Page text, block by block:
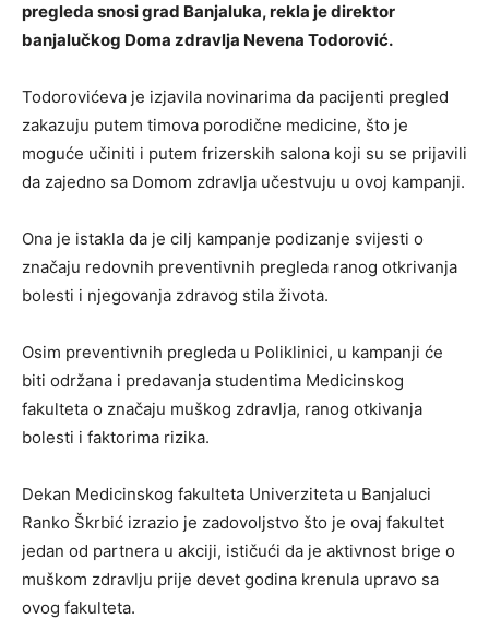
pregleda snosi grad Banjaluka, rekla je direktor
banjalučkog Doma zdravlja Nevena Todorović.
Todorovićeva je izjavila novinarima da pacijenti pregled
zakazuju putem timova porodične medicine, što je
moguće učiniti i putem frizerskih salona koji su se prijavili
da zajedno sa Domom zdravlja učestvuju u ovoj kampanji.
Ona je istakla da je cilj kampanje podizanje svijesti o
značaju redovnih preventivnih pregleda ranog otkrivanja
bolesti i njegovanja zdravog stila života.
Osim preventivnih pregleda u Poliklinici, u kampanji će
biti održana i predavanja studentima Medicinskog
fakulteta o značaju muškog zdravlja, ranog otkivanja
bolesti i faktorima rizika.
Dekan Medicinskog fakulteta Univerziteta u Banjaluci
Ranko Škrbić izrazio je zadovoljstvo što je ovaj fakultet
jedan od partnera u akciji, ističući da je aktivnost brige o
muškom zdravlju prije devet godina krenula upravo sa
ovog fakulteta.